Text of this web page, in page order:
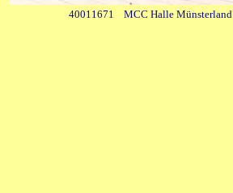
40011671 MCC Halle Münsterland